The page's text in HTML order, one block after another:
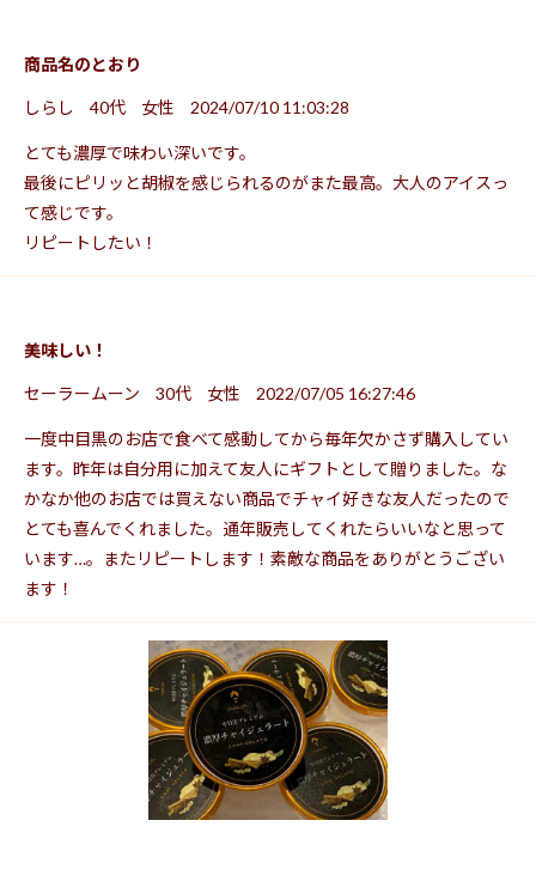
商品名のとおり
しらし 40代 女性 2024/07/10 11:03:28
とても濃厚で味わい深いです。
最後にピリッと胡椒を感じられるのがまた最高。大人のアイスっ
て感じです。
リピートしたい！
美味しい！
セーラームーン 30代 女性 2022/07/05 16:27:46
一度中目黒のお店で食べて感動してから毎年欠かさず購入してい
ます。昨年は自分用に加えて友人にギフトとして贈りました。な
かなか他のお店では買えない商品でチャイ好きな友人だったので
とても喜んでくれました。通年販売してくれたらいいなと思って
います…。またリピートします！素敵な商品をありがとうござい
ます！